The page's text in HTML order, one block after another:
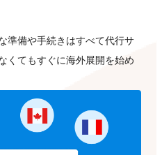
準備や手続きはすべて代行サ
くてもすぐに海外展開を始め